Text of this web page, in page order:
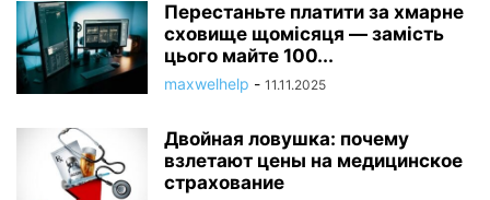
Перестаньте платити за хмарне
сховище щомісяця — замість
цього майте 100...
maxwelhelp - 11.11.2025
Двойная ловушка: почему
взлетают цены на медицинское
страхование